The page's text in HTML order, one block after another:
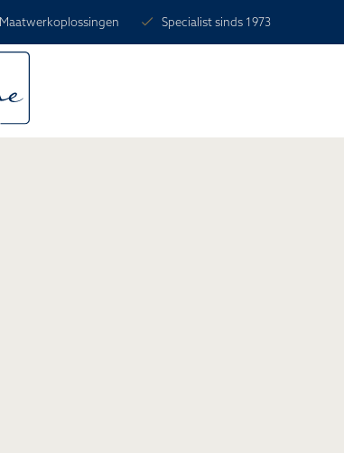
Maatwerkoplossingen Specialist sinds 1973